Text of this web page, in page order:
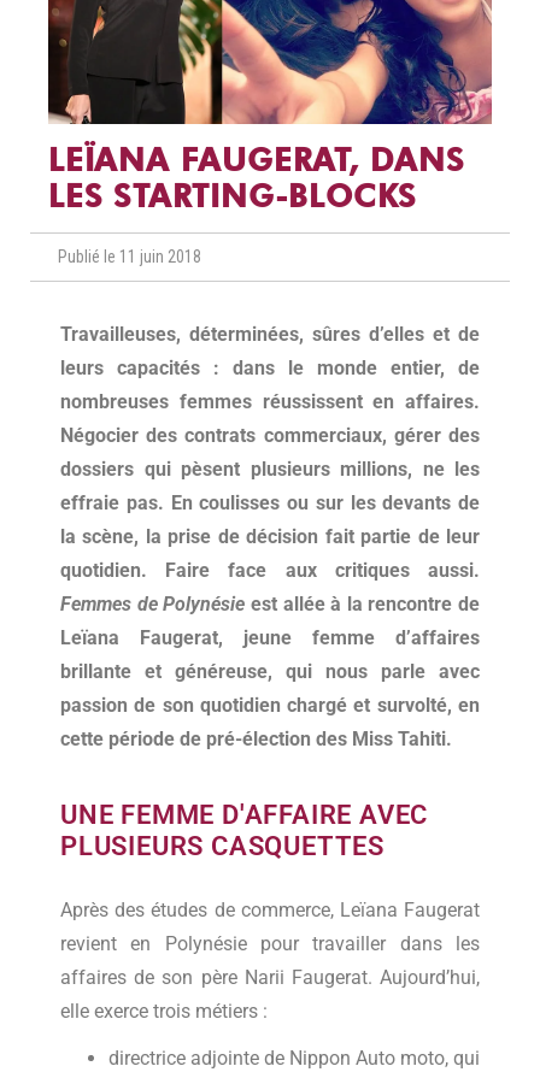
LEÏANA FAUGERAT, DANS
LES STARTING-BLOCKS
Publié le 11 juin 2018
Travailleuses, déterminées, sûres d’elles et de
leurs capacités : dans le monde entier, de
nombreuses femmes réussissent en affaires.
Négocier des contrats commerciaux, gérer des
dossiers qui pèsent plusieurs millions, ne les
effraie pas. En coulisses ou sur les devants de
la scène, la prise de décision fait partie de leur
quotidien. Faire face aux critiques aussi.
Femmes de Polynésie est allée à la rencontre de
Leïana Faugerat, jeune femme d’affaires
brillante et généreuse, qui nous parle avec
passion de son quotidien chargé et survolté, en
cette période de pré-élection des Miss Tahiti.
UNE FEMME D'AFFAIRE AVEC
PLUSIEURS CASQUETTES
Après des études de commerce, Leïana Faugerat
revient en Polynésie pour travailler dans les
affaires de son père Narii Faugerat. Aujourd’hui,
elle exerce trois métiers :
directrice adjointe de Nippon Auto moto, qui